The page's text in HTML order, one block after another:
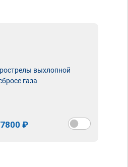
выхлопной
газа
7800 ₽